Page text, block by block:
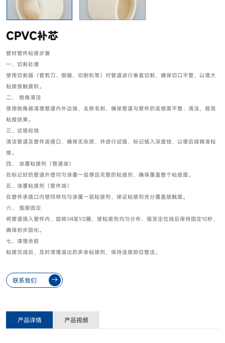
CPVC补芯
管材管件粘接步骤
一、切割处理
使用切割器（管剪刀、钢锯、切割机等）对管道进行垂直切割，确保切口平整，以增大
粘接接触面积。
二、 倒角清洁
使用倒角器清理管道内外边缘，去除毛刺，确保管道与管件的连接面平整、清洁，提高
粘接效果。
三、试插标线
清洁管道及管件连接口，确保无杂质，并进行试插，标记插入深度线，以便后续精准粘
接。
四、 涂覆粘接剂（管道端）
在标记好的管道外壁均匀涂覆一层厚且完整的粘接剂，确保覆盖整个粘接面。
五、涂覆粘接剂（管件端）
在管件承插口内壁同样均匀涂覆一层粘接剂，保证粘接剂充分覆盖接触面。
六、 插接固定
将管道插入管件内，旋转1/4至1/2圈，使粘接剂均匀分布，插至定位线后保持固定10秒，
确保初步固化。
七、清理余胶
粘接完成后，及时清理溢出的多余粘接剂，保持连接部位整洁。
联系我们
产品详情 产品视频